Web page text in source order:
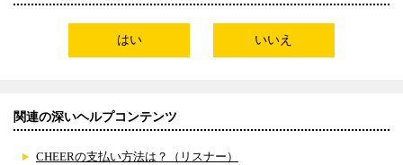
はい いいえ
関連の深いヘルプコンテンツ
CHEERの支払い方法は？（リスナー）